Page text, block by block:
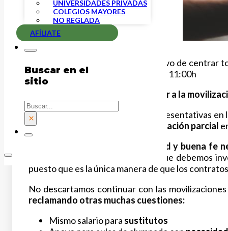
UNIVERSIDADES PRIVADAS
COLEGIOS MAYORES
NO REGLADA
AFÍLIATE
Buscar en el
sitio
Buscar
×
Por responsabilidad y con el objetivo de centrar
para ese mismo día, 12 de junio a las 11:00h
no significa renunciar a la
Las Organizaciones sindicales representativas en
una reunión sobre
acuerdo de jubilación parcial
responsabilidad y buena fe
frente a la Consejería. Creemos que debemos
puesto que es la única manera de que los
No descartamos continuar con las
reclamando otras muchas cuestiones:
Mismo salario para sustitutos